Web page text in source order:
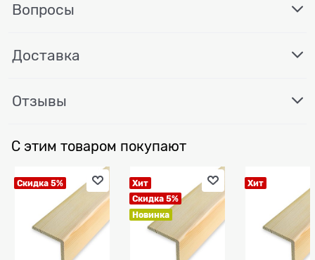
Вопросы
Доставка
Отзывы
С этим товаром покупают
Скидка 5%
Хит
Скидка 5%
Новинка
Хит